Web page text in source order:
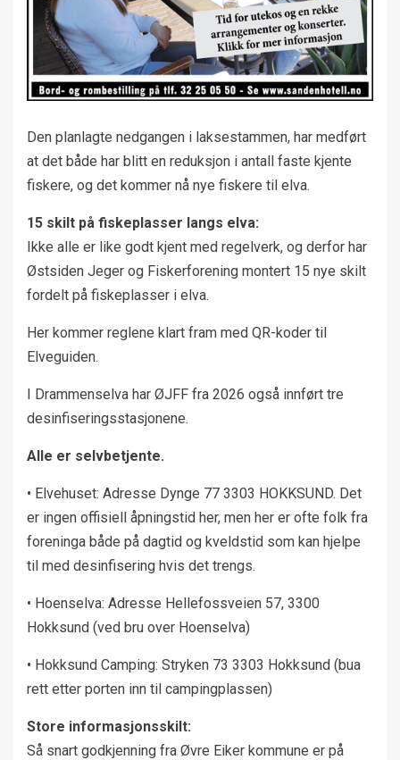
Den planlagte nedgangen i laksestammen, har medført
at det både har blitt en reduksjon i antall faste kjente
fiskere, og det kommer nå nye fiskere til elva.
15 skilt på fiskeplasser langs elva:
Ikke alle er like godt kjent med regelverk, og derfor har
Østsiden Jeger og Fiskerforening montert 15 nye skilt
fordelt på fiskeplasser i elva.
Her kommer reglene klart fram med QR-koder til
Elveguiden.
I Drammenselva har ØJFF fra 2026 også innført tre
desinfiseringsstasjonene.
Alle er selvbetjente.
• Elvehuset: Adresse Dynge 77 3303 HOKKSUND. Det
er ingen offisiell åpningstid her, men her er ofte folk fra
foreninga både på dagtid og kveldstid som kan hjelpe
til med desinfisering hvis det trengs.
• Hoenselva: Adresse Hellefossveien 57, 3300
Hokksund (ved bru over Hoenselva)
• Hokksund Camping: Stryken 73 3303 Hokksund (bua
rett etter porten inn til campingplassen)
Store informasjonsskilt:
Så snart godkjenning fra Øvre Eiker kommune er på